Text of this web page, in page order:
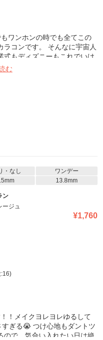
ワンホンの時でも全てこの
ラコンです。 そんなに宇宙人
式もディズニーもこれでいけ
いからまじでワンデーでこれ
む
・なし
ワンデー
13.8mm
ン
ージュ
¥1,760
16)
！メイクヨレヨレゆるして
すぎる😭 つけ心地もダントツ
ので、気合い入れたい日は絶